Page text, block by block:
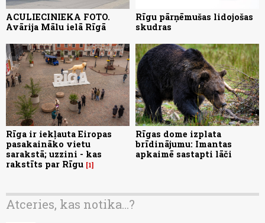
ACULIECINIEKA FOTO.
Avārija Mālu ielā Rīgā
Rīgu pārņēmušas lidojošas
skudras
Rīga ir iekļauta Eiropas
pasakaināko vietu
sarakstā; uzzini - kas
rakstīts par Rīgu 1
Rīgas dome izplata
brīdinājumu: Imantas
apkaimē sastapti lāči
Atceries, kas notika...?